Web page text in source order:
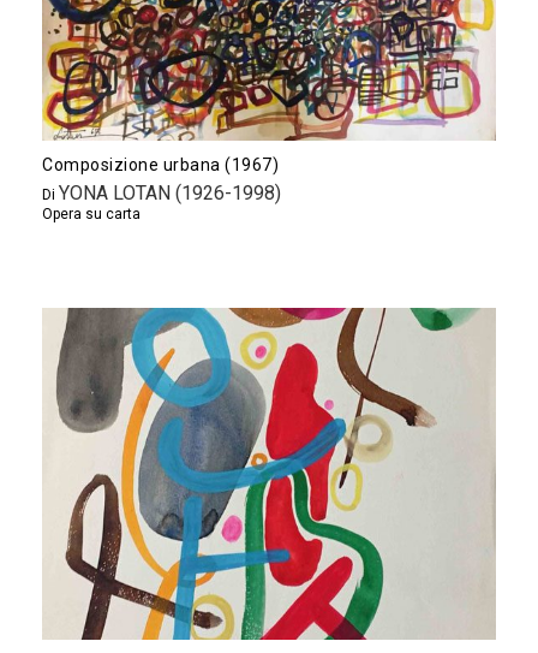
Composizione urbana (1967)
Di YONA LOTAN (1926-1998)
Opera su carta